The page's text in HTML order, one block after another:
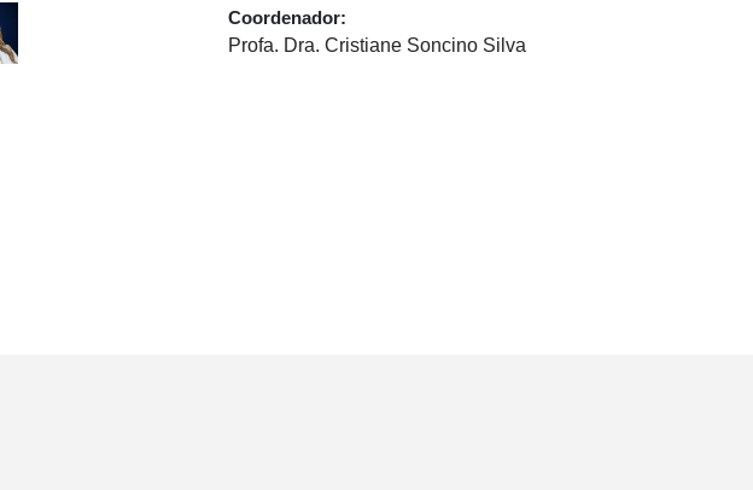
Coordenador:
Profa. Dra. Cristiane Soncino Silva